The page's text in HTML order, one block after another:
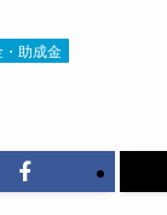
助成金